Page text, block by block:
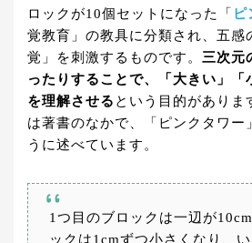
ロックが10個セットになった「 ピ
覚教育」の教具に分類され、五感
覚」を刺激するものです。 三次元
ったりすることで、「大きい」「
を理解させる という目的がありま
は著書のなかで、「ピンクタワー
うに述べています。
1つ目のブロックは一辺が
ックは1cmずつ小さくなり、